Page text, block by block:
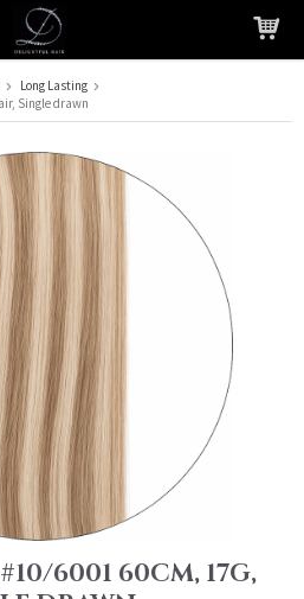
blivit tillagd i varukorgen
Long Lasting
Single drawn
6001 60CM, 17G,